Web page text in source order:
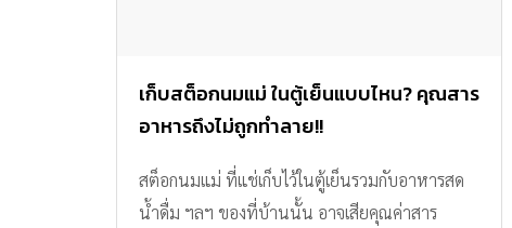
เก็บสต็อกนมแม่ ในตู้เย็นแบบไหน? คุณสาร
อาหารถึงไม่ถูกทำลาย!!
สต็อกนมแม่ ที่แช่เก็บไว้ในตู้เย็นรวมกับอาหารสด
น้ำดื่ม ฯลฯ ของที่บ้านนั้น อาจเสียคุณค่าสาร